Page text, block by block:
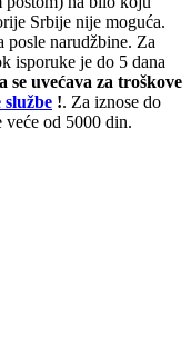
Srbije nije moguća.
posle narudžbine. Za
isporuke je do 5 dana
se uvećava za troškove
!. Za iznose do
veće od 5000 din.